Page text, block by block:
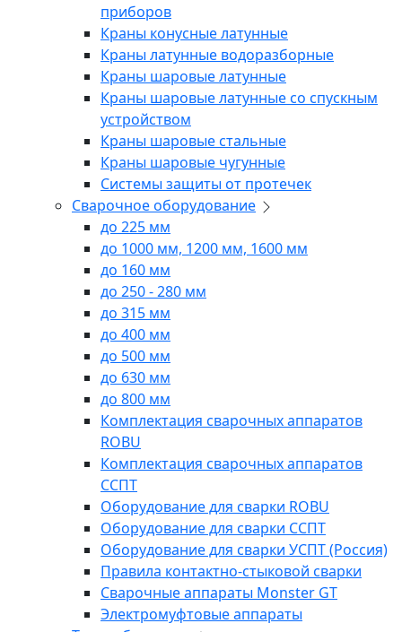
приборов
Краны конусные латунные
Краны латунные водоразборные
Краны шаровые латунные
Краны шаровые латунные со спускным
устройством
Краны шаровые стальные
Краны шаровые чугунные
Системы защиты от протечек
Сварочное оборудование
до 225 мм
до 1000 мм, 1200 мм, 1600 мм
до 160 мм
до 250 - 280 мм
до 315 мм
до 400 мм
до 500 мм
до 630 мм
до 800 мм
Комплектация сварочных аппаратов
ROBU
Комплектация сварочных аппаратов
ССПТ
Оборудование для сварки ROBU
Оборудование для сварки ССПТ
Оборудование для сварки УСПТ (Россия)
Правила контактно-стыковой сварки
Сварочные аппараты Monster GT
Электромуфтовые аппараты